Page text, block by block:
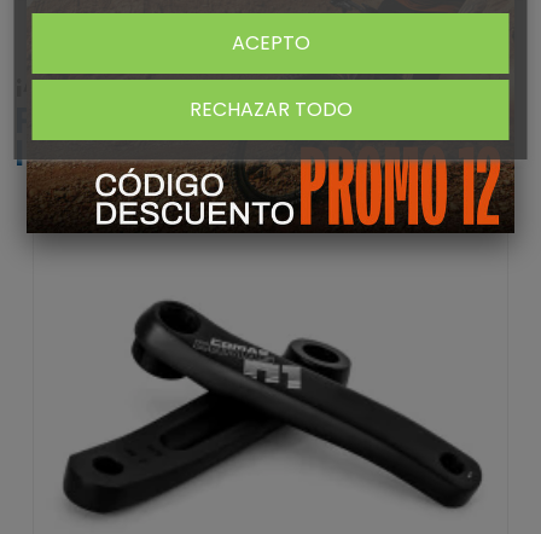
¡ATENTO! AQUÍ TE DEJAMOS ALGUNOS
PRODUCTOS QUE PODRÍAN
INTERESARTE
RECHAZAR TODO
ACEPTO